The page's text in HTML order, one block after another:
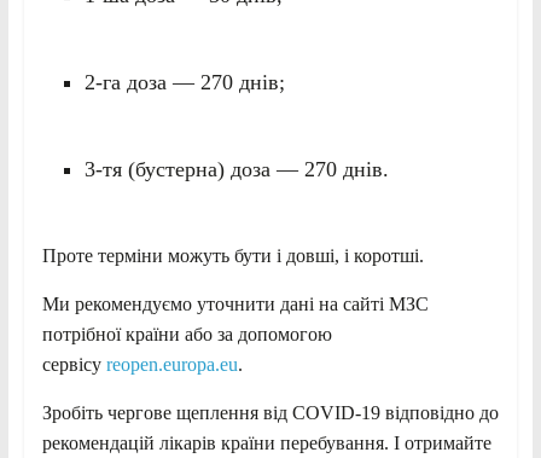
2-га доза — 270 днів;
3-тя (бустерна) доза — 270 днів.
Проте терміни можуть бути і довші, і коротші.
Ми рекомендуємо уточнити дані на сайті МЗС
потрібної країни або за допомогою
сервісу reopen.europa.eu.
Зробіть чергове щеплення від COVID-19 відповідно до
рекомендацій лікарів країни перебування. І отримайте